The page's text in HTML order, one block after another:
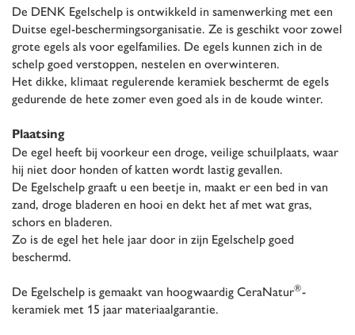
De DENK Egelschelp is ontwikkeld in samenwerking met een
Duitse egel-beschermingsorganisatie. Ze is geschikt voor zowel
grote egels als voor egelfamilies. De egels kunnen zich in de
schelp goed verstoppen, nestelen en overwinteren.
Het dikke, klimaat regulerende keramiek beschermt de egels
gedurende de hete zomer even goed als in de koude winter.
Plaatsing
De egel heeft bij voorkeur een droge, veilige schuilplaats, waar
hij niet door honden of katten wordt lastig gevallen.
De Egelschelp graaft u een beetje in, maakt er een bed in van
zand, droge bladeren en hooi en dekt het af met wat gras,
schors en bladeren.
Zo is de egel het hele jaar door in zijn Egelschelp goed
beschermd.
De Egelschelp is gemaakt van hoogwaardig CeraNatur®-
keramiek met 15 jaar materiaalgarantie.